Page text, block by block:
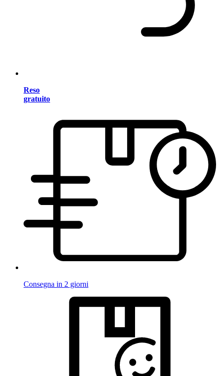
Reso
gratuito
Consegna in 2 giorni